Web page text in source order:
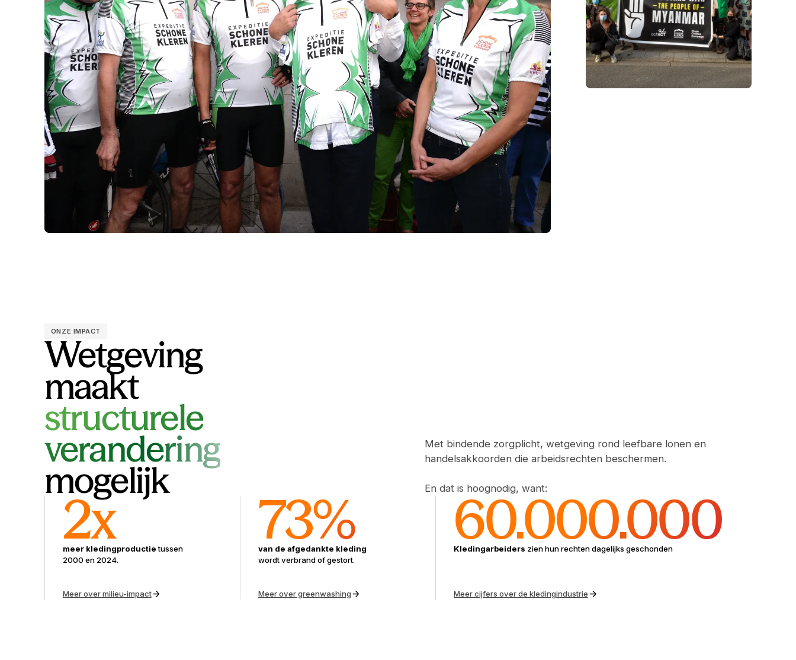
ONZE IMPACT
Wetgeving
maakt
structurele
verandering
mogelijk
Met bindende zorgplicht, wetgeving rond leefbare lonen en
handelsakkoorden die arbeidsrechten beschermen.
En dat is hoognodig, want:
2x
meer kledingproductietussen
2000 en 2024.
Meer over milieu-impact
73%
van de afgedankte kleding
wordt verbrand of gestort.
Meer over greenwashing
60.000.000
Kledingarbeiders zien hun rechten dagelijks geschonden
Meer cijfers over de kledingindustrie